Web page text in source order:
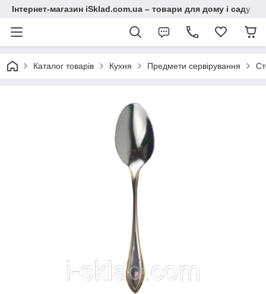
Інтернет-магазин iSklad.com.ua – товари для дому і саду
Каталог товарів Кухня Предмети сервірування